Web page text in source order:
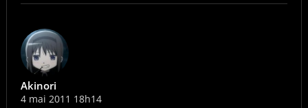
Akinori
4 mai 2011 18h14